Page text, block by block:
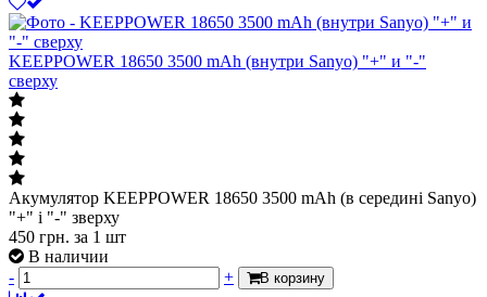
KEEPPOWER 18650 3500 mAh (внутри Sanyo) "+" и "-"
сверху
Акумулятор KEEPPOWER 18650 3500 mAh (в середині Sanyo)
"+" і "-" зверху
450 грн. за 1 шт
В наличии
-
+ В корзину